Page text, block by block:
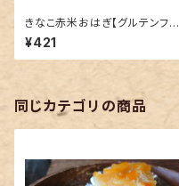
きなこ赤米おはぎ【グルテンフリ
ー】
¥421
同じカテゴリの商品